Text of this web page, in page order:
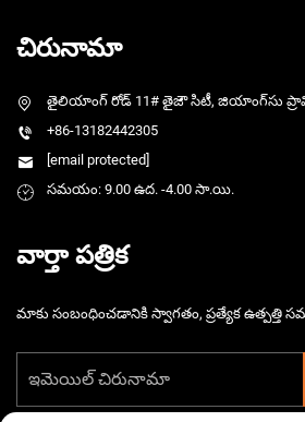
చిరునామా
తైలియాంగ్ రోడ్ 11# తైజౌ సిటీ, జియాంగ్‌సు
+86-13182442305
[email protected]
సమయం: 9.00 ఉద. -4.00 సా.యి.
వార్తా పత్రిక
మాకు సంబంధించడానికి స్వాగతం, ప్రత్యేక ఉత్పత్తి